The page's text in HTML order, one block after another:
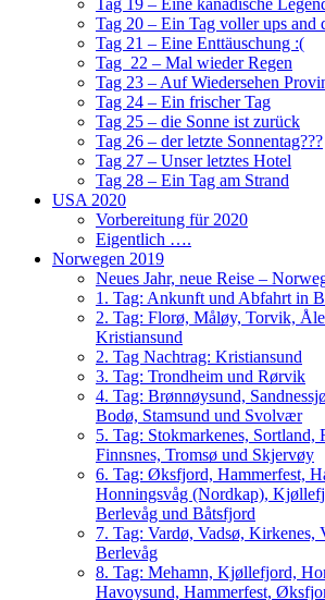
Tag 19 – Eine kanadische
Tag 20 – Ein Tag voller ups and
Tag 21 – Eine Enttäuschung :(
Tag 22 – Mal wieder Regen
Tag 23 – Auf Wiedersehen
Tag 24 – Ein frischer Tag
Tag 25 – die Sonne ist zurück
Tag 26 – der letzte Sonnentag???
Tag 27 – Unser letztes Hotel
Tag 28 – Ein Tag am Strand
USA 2020
Vorbereitung für 2020
Eigentlich ….
Norwegen 2019
Neues Jahr, neue Reise –
1. Tag: Ankunft und Abfahrt in
2. Tag: Florø, Måløy, Torvik,
Kristiansund
2. Tag Nachtrag: Kristiansund
3. Tag: Trondheim und Rørvik
4. Tag: Brønnøysund,
Bodø, Stamsund und Svolvær
5. Tag: Stokmarkenes, Sortland,
Finnsnes, Tromsø und Skjervøy
6. Tag: Øksfjord, Hammerfest,
Honningsvåg (Nordkap),
Berlevåg und Båtsfjord
7. Tag: Vardø, Vadsø, Kirkenes,
Berlevåg
8. Tag: Mehamn, Kjøllefjord,
Havoysund, Hammerfest,